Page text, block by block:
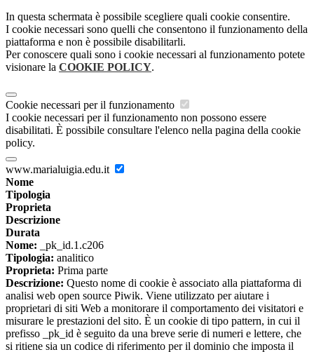
In questa schermata è possibile scegliere quali cookie consentire.
I cookie necessari sono quelli che consentono il funzionamento della
piattaforma e non è possibile disabilitarli.
Per conoscere quali sono i cookie necessari al funzionamento potete
visionare la COOKIE POLICY.
Cookie necessari per il funzionamento
I cookie necessari per il funzionamento non possono essere
disabilitati. È possibile consultare l'elenco nella pagina della cookie
policy.
www.marialuigia.edu.it
Nome
Tipologia
Proprieta
Descrizione
Durata
Nome: _pk_id.1.c206
Tipologia: analitico
Proprieta: Prima parte
Descrizione: Questo nome di cookie è associato alla piattaforma di
analisi web open source Piwik. Viene utilizzato per aiutare i
proprietari di siti Web a monitorare il comportamento dei visitatori e
misurare le prestazioni del sito. È un cookie di tipo pattern, in cui il
prefisso _pk_id è seguito da una breve serie di numeri e lettere, che
si ritiene sia un codice di riferimento per il dominio che imposta il